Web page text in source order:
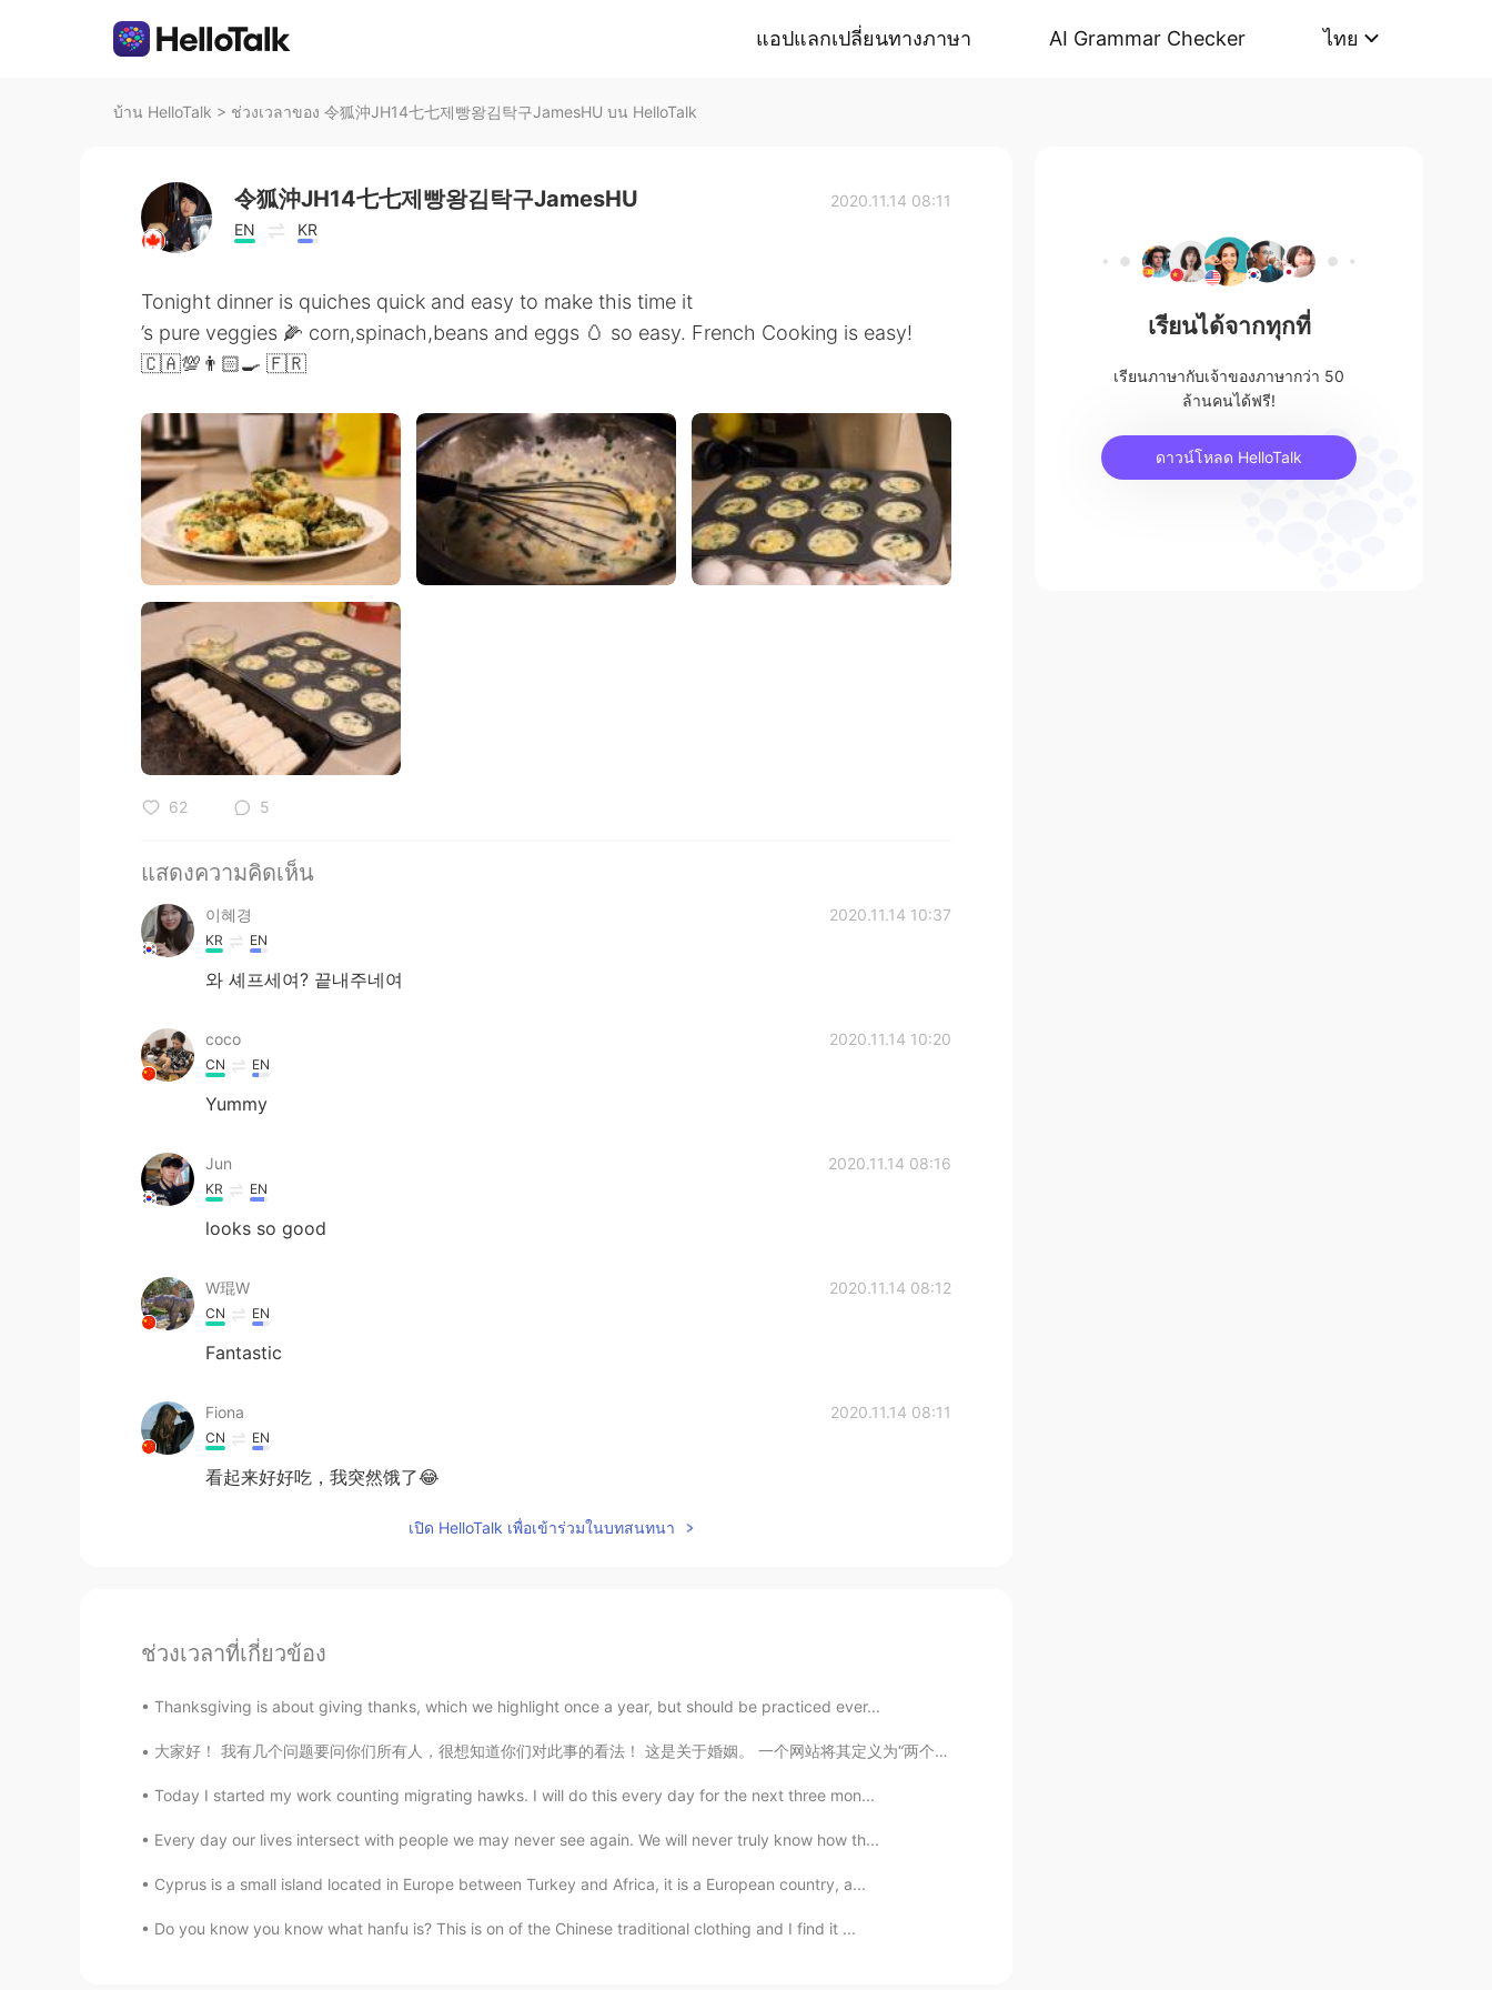
แอปแลกเปลี่ยนทางภาษา AI Grammar Checker ไทย
บ้าน HelloTalk > ช่วงเวลาของ 令狐沖JH14七七제빵왕김탁구JamesHU บน HelloTalk
令狐沖JH14七七제빵왕김탁구JamesHU
EN KR
2020.11.14 08:11
Tonight dinner is quiches quick and easy to make this time it
’s pure veggies 🌽 corn,spinach,beans and eggs 🥚 so easy. French Cooking is easy!
🇨🇦💯👨🏻‍🍳 🇫🇷
62 5
แสดงความคิดเห็น
이혜경 2020.11.14 10:37
KR EN
와 셰프세여? 끝내주네여
coco 2020.11.14 10:20
CN EN
Yummy
Jun 2020.11.14 08:16
KR EN
looks so good
W琨W 2020.11.14 08:12
CN EN
Fantastic
Fiona 2020.11.14 08:11
CN EN
看起来好好吃，我突然饿了😂
เปิด HelloTalk เพื่อเข้าร่วมในบทสนทนา
ช่วงเวลาที่เกี่ยวข้อง
Thanksgiving is about giving thanks, which we highlight once a year, but should be practiced ever...
大家好！ 我有几个问题要问你们所有人，很想知道你们对此事的看法！ 这是关于婚姻。 一个网站将其定义为“两个人之间的正式结合以及社会和法律契约，在法律、经济和情感上将他们的生活结合在一起。” 简而...
Today I started my work counting migrating hawks. I will do this every day for the next three mon...
Every day our lives intersect with people we may never see again. We will never truly know how th...
Cyprus is a small island located in Europe between Turkey and Africa, it is a European country, a...
Do you know you know what hanfu is? This is on of the Chinese traditional clothing and I find it ...
เรียนได้จากทุกที่
เรียนภาษากับเจ้าของภาษากว่า 50
ล้านคนได้ฟรี!
ดาวน์โหลด HelloTalk